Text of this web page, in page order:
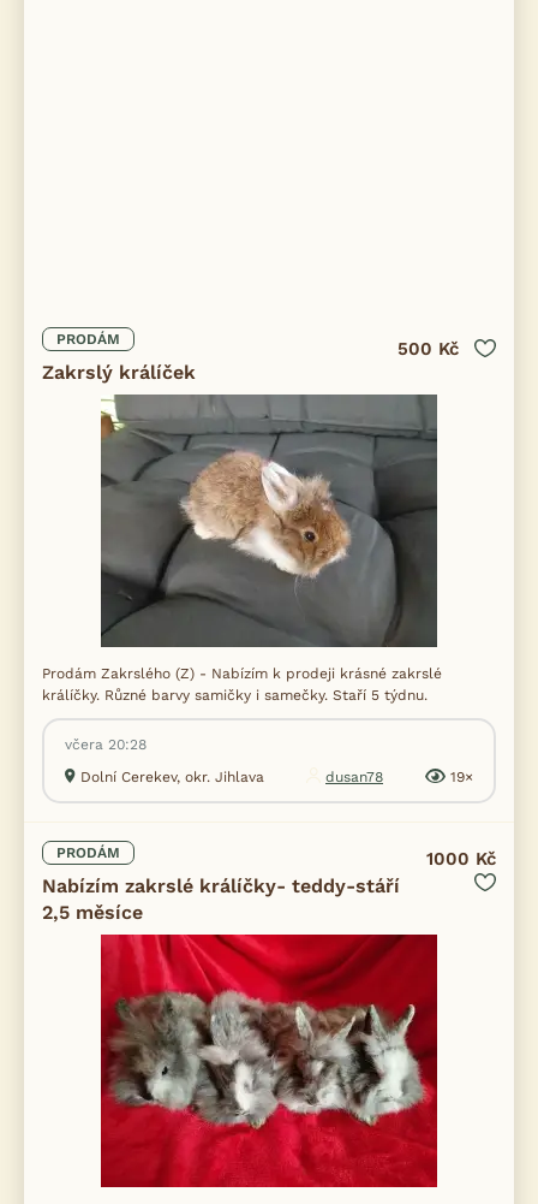
PRODÁM
Zakrslý králíček
500 Kč
Prodám Zakrslého (Z) - Nabízím k prodeji krásné zakrslé
králíčky. Různé barvy samičky i samečky. Staří 5 týdnu.
včera 20:28
Dolní Cerekev, okr. Jihlava
dusan78 19×
PRODÁM
Nabízím zakrslé králíčky- teddy-stáří
2,5 měsíce
1000 Kč